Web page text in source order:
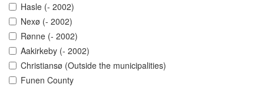
Hasle (- 2002)
Nexø (- 2002)
Rønne (- 2002)
Aakirkeby (- 2002)
Christiansø (Outside the municipalities)
Funen County